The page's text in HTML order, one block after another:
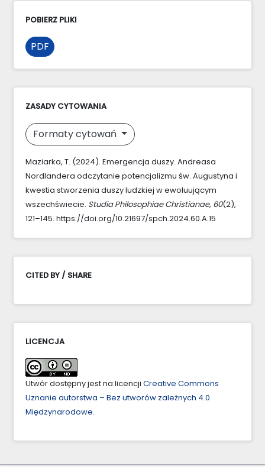
POBIERZ PLIKI
PDF
ZASADY CYTOWANIA
Formaty cytowań
Maziarka, T. (2024). Emergencja duszy. Andreasa
Nordlandera odczytanie potencjalizmu św. Augustyna i
kwestia stworzenia duszy ludzkiej w ewoluującym
wszechświecie. Studia Philosophiae Christianae, 60(2),
121–145. https://doi.org/10.21697/spch.2024.60.A.15
CITED BY / SHARE
LICENCJA
Utwór dostępny jest na licencji Creative Commons
Uznanie autorstwa – Bez utworów zależnych 4.0
Międzynarodowe.